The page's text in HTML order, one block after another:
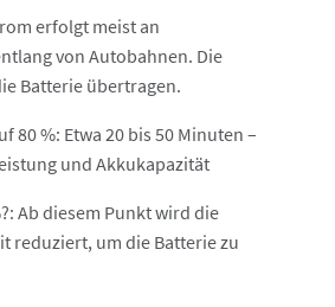
erfolgt meist an
von Autobahnen. Die
Batterie übertragen.
80 %: Etwa 20 bis 50 Minuten –
und Akkukapazität
Ab diesem Punkt wird die
reduziert, um die Batterie zu